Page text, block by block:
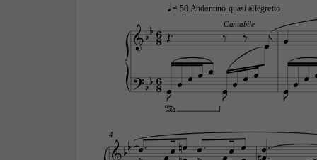
 Cantabile
q = 50 Andantino quasi allegretto

4
6
8
6
8


 

    




 


  
    